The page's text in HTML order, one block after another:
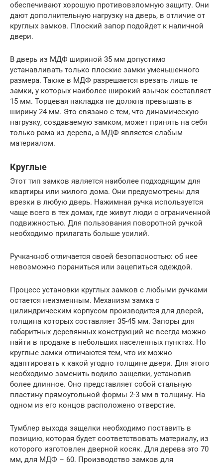
обеспечивают хорошую противовзломную защиту. Они
дают дополнительную нагрузку на дверь, в отличие от
круглых замков. Плоский запор подойдет к наличной
двери.
В дверь из МДФ шириной 35 мм допустимо
устанавливать только плоские замки уменьшенного
размера. Также в МДФ разрешается врезать лишь те
замки, у которых наиболее широкий язычок составляет
15 мм. Торцевая накладка не должна превышать в
ширину 24 мм. Это связано с тем, что динамическую
нагрузку, создаваемую замком, может принять на себя
только рама из дерева, а МДФ является слабым
материалом.
Круглые
Этот тип замков является наиболее подходящим для
квартиры или жилого дома. Они предусмотрены для
врезки в любую дверь. Нажимная ручка используется
чаще всего в тех домах, где живут люди с ограниченной
подвижностью. Для пользования поворотной ручкой
необходимо прилагать больше усилий.
Ручка-кноб отличается своей безопасностью: об нее
невозможно пораниться или зацепиться одеждой.
Процесс установки круглых замков с любыми ручками
остается неизменным. Механизм замка с
цилиндрическим корпусом производится для дверей,
толщина которых составляет 35-45 мм. Запоры для
габаритных деревянных конструкций не всегда можно
найти в продаже в небольших населенных пунктах. Но
круглые замки отличаются тем, что их можно
адаптировать к какой угодно толщине двери. Для этого
необходимо заменить водило защелки, установив
более длинное. Оно представляет собой стальную
пластину прямоугольной формы 2-3 мм в толщину. На
одном из его концов расположено отверстие.
Тумблер выхода защелки необходимо поставить в
позицию, которая будет соответствовать материалу, из
которого изготовлен дверной косяк. Для дерева это 70
мм, для МДФ – 60. Производство замков для